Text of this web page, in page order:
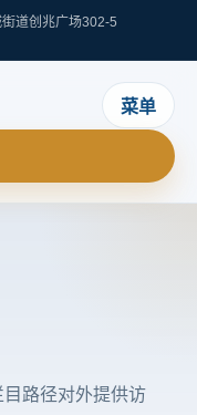
道创兆广场302-5
菜单
路径对外提供访